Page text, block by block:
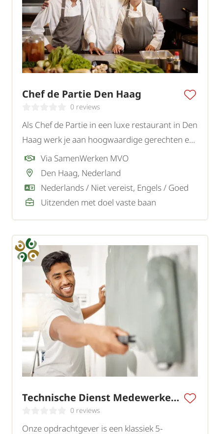
Chef de Partie Den Haag
0 reviews
Als Chef de Partie in een luxe restaurant in Den
Haag werk je aan hoogwaardige gerechten en
draag je bij aan een unieke culinaire beleving
voor gasten.
Via SamenWerken MVO
Den Haag, Nederland
Nederlands / Niet vereist, Engels / Goed
Uitzenden met doel vaste baan
Technische Dienst Medewerker Hotel 5 sterren
0 reviews
Onze opdrachtgever is een klassiek 5-